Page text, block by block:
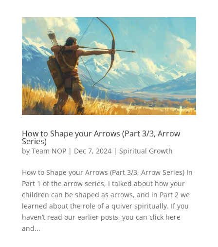
How to Shape your Arrows (Part 3/3, Arrow
Series)
by Team NOP| Dec 7, 2024| Spiritual Growth
How to Shape your Arrows (Part 3/3, Arrow Series) In
Part 1 of the arrow series, I talked about how your
children can be shaped as arrows, and in Part 2 we
learned about the role of a quiver spiritually. If you
haven’t read our earlier posts, you can click here
and...